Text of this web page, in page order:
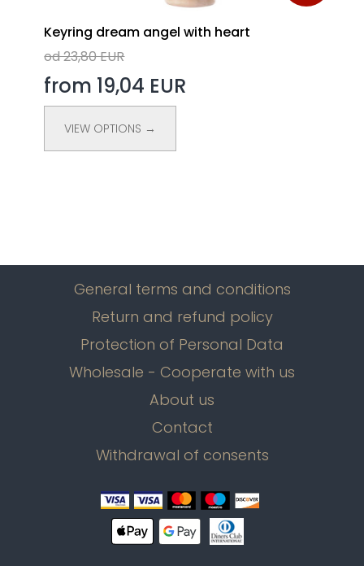
Keyring dream angel with heart
od 23,80 EUR
from 19,04 EUR
VIEW OPTIONS →
General terms and conditions
Return and refund policy
Protection of Personal Data
Wholesale - Cooperate with us
About us
Contact
Withdrawal of consents